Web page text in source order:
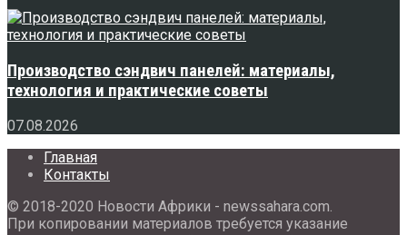
Производство сэндвич панелей: материалы,
технология и практические советы
07.08.2026
Главная
Контакты
© 2018-2020 Новости Африки - newssahara.com.
При копировании материалов требуется указание